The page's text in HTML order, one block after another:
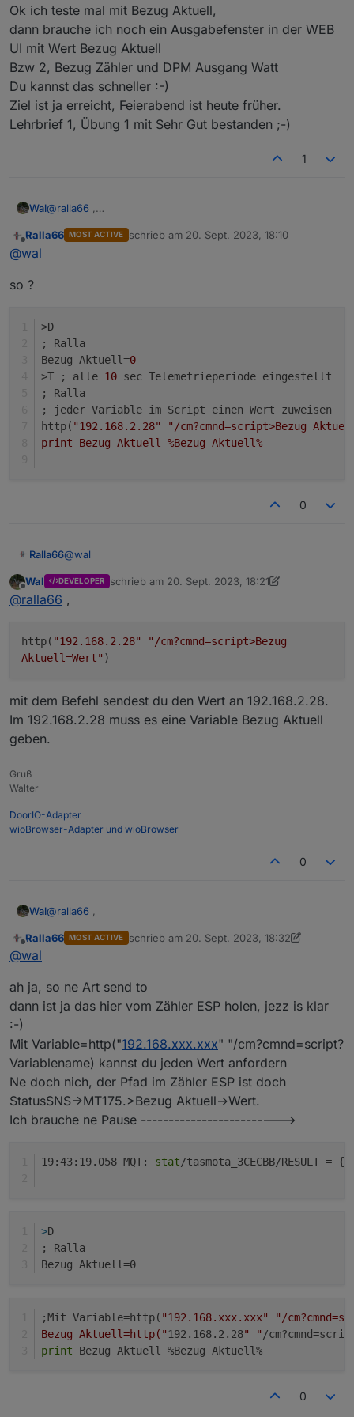
  vV=rV+sb(hx((V*100)) 4 4)
  +>publish stat/%topic%/RESULT {"tvolt":%2V%}
  sml(1 3 vV)
endif
  if C>Cmax
  then
  then
    C=0
  endif
  vC=rC+sb(hx((C*1000)) 4 4)
then
  +>publish stat/%topic%/RESULT {"tpow":%0SW%}
endif
if ((chg[WS]>0)
res=WebSend [192.168.2.28] /
print Ralla websend
endif
; Ralla
; Read the status JSON payload
print Ralla gw
>M 1
Mit Variable=http("192.168.xxx.xxx
Variablename) kannst du jeden Wert anfordern.
Ok ich teste mal mit Bezug Aktuell,
dann brauche ich noch ein Ausgabefenster in der WEB
UI mit Wert Bezug Aktuell
Bzw 2, Bezug Zähler und DPM Ausgang Watt
Du kannst das schneller :-)
Ziel ist ja erreicht, Feierabend ist heute früher.
Lehrbrief 1, Übung 1 mit Sehr Gut bestanden ;-)
1
Wal@ralla66
Mit http(" 192.168.xxx.xxx " "/cm?
Offline
Ralla66 MOST ACTIVE schrieb am 20. Sept. 2023, 18:10
zuletzt editiert von
@wal
so ?
>D
; Ralla
Bezug Aktuell=0
>T ; alle 10 sec Telemetrieperiode eingestellt
; Ralla
; jeder Variable im Script einen Wert zuweisen
http( "192.168.2.28"
"/cm?cmnd=script>Bezug
print Bezug Aktuell %Bezug Aktuell%
0
Ralla66@wal
so ?
Bezug Aktuell=0
>T ; alle 10 sec Telemetrieperiode eingestellt
http("192.168.2.28" "/cm?cmnd=script>Bezug
Offline
Wal DEVELOPER schrieb am 20. Sept. 2023, 18:21
zuletzt editiert von Wal
@ralla66 ,
http( "192.168.2.28"
"/cm?cmnd=script>Bezug
Aktuell=Wert" )
mit dem Befehl sendest du den Wert an 192.168.2.28.
Im 192.168.2.28 muss es eine Variable Bezug Aktuell
geben.
Gruß
Walter
DoorIO-Adapter
wioBrowser-Adapter und wioBrowser
0
Wal@ralla66
Im 192.168.2.28 muss es eine Variable Bezug Aktuell
geben.
Offline
Ralla66 MOST ACTIVE schrieb am 20. Sept. 2023, 18:32
zuletzt editiert von Ralla66
@wal
ah ja, so ne Art send to
dann ist ja das hier vom Zähler ESP holen, jezz is klar
:-)
Mit Variable=http("192.168.xxx.xxx" "/cm?cmnd=script?
Variablename) kannst du jeden Wert anfordern
Ne doch nich, der Pfad im Zähler ESP ist doch
StatusSNS->MT175.>Bezug Aktuell->Wert.
Ich brauche ne Pause ------------------------->
19:43:19.058 MQT: stat/tasmota_3CECBB/RESULT = {
>D
; Ralla
Bezug Aktuell=0
;Mit Variable=http( "192.168.xxx.xxx"
"/
Bezug Aktuell=http("192.168.2.28" " /
print Bezug Aktuell %Bezug Aktuell%
0